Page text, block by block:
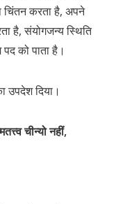
चिंतन करता है, अपने
है, संयोगजन्य स्थिति
को पाता है।
उपदेश दिया।
चीन्यो नहीं,